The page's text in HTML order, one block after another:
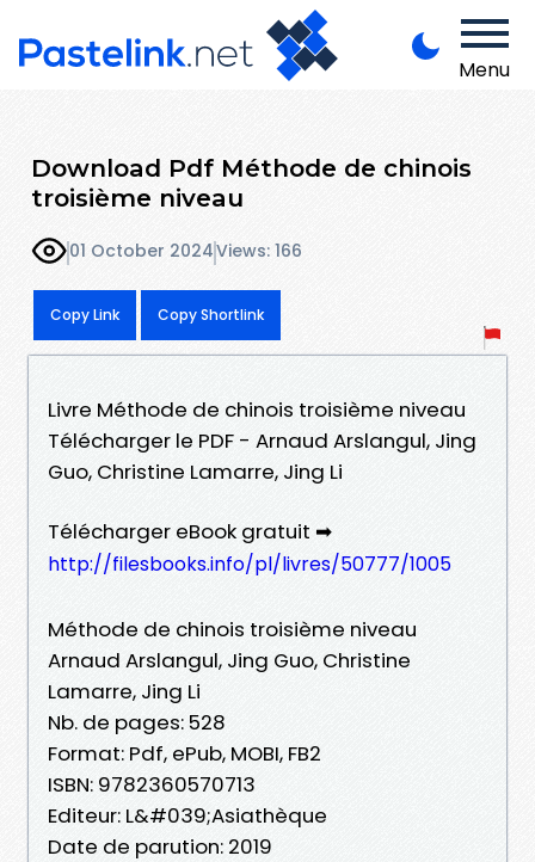
Menu
Download Pdf Méthode de chinois
troisième niveau
01 October 2024Views: 166
Copy Link Copy Shortlink
Livre Méthode de chinois troisième niveau
Télécharger le PDF - Arnaud Arslangul, Jing
Guo, Christine Lamarre, Jing Li
Télécharger eBook gratuit ➡
http://filesbooks.info/pl/livres/50777/1005
Méthode de chinois troisième niveau
Arnaud Arslangul, Jing Guo, Christine
Lamarre, Jing Li
Nb. de pages: 528
Format: Pdf, ePub, MOBI, FB2
ISBN: 9782360570713
Editeur: L&#039;Asiathèque
Date de parution: 2019